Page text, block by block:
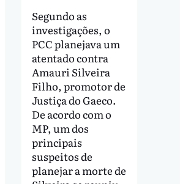
Segundo as
investigações, o
PCC planejava um
atentado contra
Amauri Silveira
Filho, promotor de
Justiça do Gaeco.
De acordo com o
MP, um dos
principais
suspeitos de
planejar a morte de